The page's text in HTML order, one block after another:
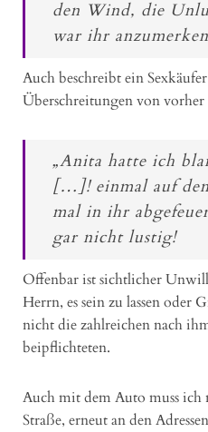
den Wind, die
war ihr
Auch beschreibt ein
Überschreitungen von
„Anita hatte ich
[…]! einmal auf
mal in ihr
gar nicht lustig!
Offenbar ist sichtlicher
Herrn, es sein zu lassen oder
nicht die zahlreichen nach
beipflichteten.
Auch mit dem Auto muss ich
Straße, erneut an den